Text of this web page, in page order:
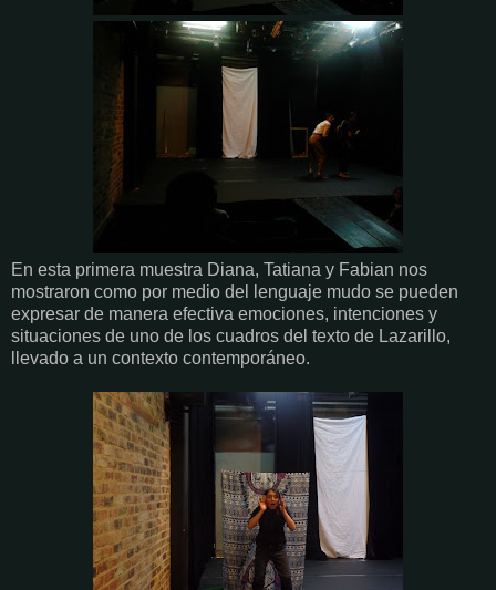
En esta primera muestra Diana, Tatiana y Fabian nos
mostraron como por medio del lenguaje mudo se pueden
expresar de manera efectiva emociones, intenciones y
situaciones de uno de los cuadros del texto de Lazarillo,
llevado a un contexto contemporáneo.